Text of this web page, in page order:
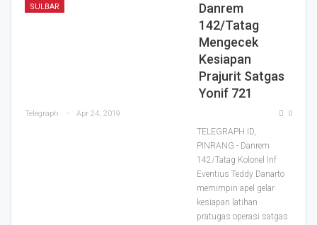
SULBAR
Danrem
142/Tatag
Mengecek
Kesiapan
Prajurit Satgas
Yonif 721
Telegraph Apr 24, 2019 0
TELEGRAPH.ID,
PINRANG - Danrem
142/Tatag Kolonel Inf
Eventius Teddy Danarto
memimpin apel gelar
kesiapan latihan
pratugas operasi satgas